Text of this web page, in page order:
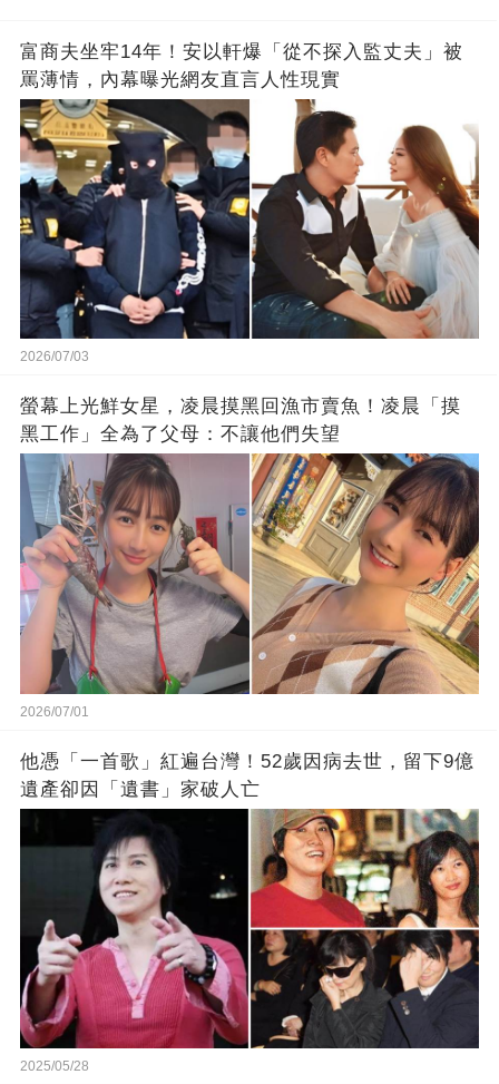
富商夫坐牢14年！安以軒爆「從不探入監丈夫」被
罵薄情，內幕曝光網友直言人性現實
2026/07/03
螢幕上光鮮女星，凌晨摸黑回漁市賣魚！凌晨「摸
黑工作」全為了父母：不讓他們失望
2026/07/01
他憑「一首歌」紅遍台灣！52歲因病去世，留下9億
遺產卻因「遺書」家破人亡
2025/05/28